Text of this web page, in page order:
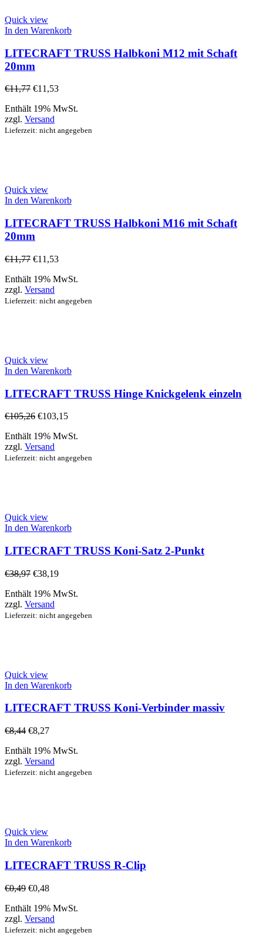
Quick view
In den Warenkorb
LITECRAFT TRUSS Halbkoni M12 mit Schaft
20mm
€11,77 €11,53
Enthält 19% MwSt.
zzgl. Versand
Lieferzeit: nicht angegeben
Quick view
In den Warenkorb
LITECRAFT TRUSS Halbkoni M16 mit Schaft
20mm
€11,77 €11,53
Enthält 19% MwSt.
zzgl. Versand
Lieferzeit: nicht angegeben
Quick view
In den Warenkorb
LITECRAFT TRUSS Hinge Knickgelenk einzeln
€105,26 €103,15
Enthält 19% MwSt.
zzgl. Versand
Lieferzeit: nicht angegeben
Quick view
In den Warenkorb
LITECRAFT TRUSS Koni-Satz 2-Punkt
€38,97 €38,19
Enthält 19% MwSt.
zzgl. Versand
Lieferzeit: nicht angegeben
Quick view
In den Warenkorb
LITECRAFT TRUSS Koni-Verbinder massiv
€8,44 €8,27
Enthält 19% MwSt.
zzgl. Versand
Lieferzeit: nicht angegeben
Quick view
In den Warenkorb
LITECRAFT TRUSS R-Clip
€0,49 €0,48
Enthält 19% MwSt.
zzgl. Versand
Lieferzeit: nicht angegeben